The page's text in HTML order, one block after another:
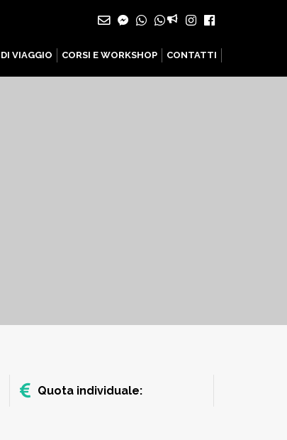
VIAGGIO CORSI E WORKSHOP CONTATTI
Quota individuale: